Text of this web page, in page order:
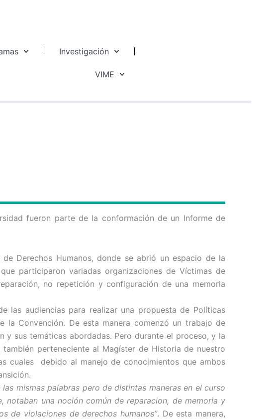
Investigación
VIME
fueron parte de la conformación de un Informe de
Derechos Humanos, donde se abrió un espacio de la
participaron variadas organizaciones de Víctimas de
no repetición y configuración de una memoria
las audiencias para realizar una propuesta de Políticas
Convención. De esta manera comenzó un trabajo de
y sus temáticas abordadas. Pero durante el proceso, y la
perteneciente al Magíster de Historia de nuestro
cuales debido al manejo de conocimientos que ambos
las mismas palabras pero de distintas maneras en el curso
una noción común de reparacion, de memoria y
de violaciones de derechos humanos”. De esta manera,